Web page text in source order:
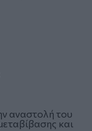
αναστολή του
και